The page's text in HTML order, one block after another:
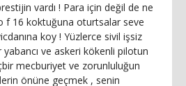
vardı ! Para için değil de ne
f 16 koktuğuna oturtsalar seve
koy ! Yüzlerce sivil işsiz
ve askeri kökenli pilotun
mecburiyet ve zorunluluğun
önüne geçmek , senin